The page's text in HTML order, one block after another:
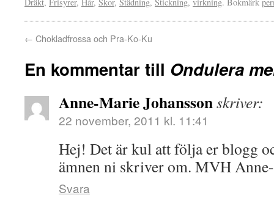
← Chokladfrossa och Pra-Ko-Ku
En kommentar till Ondulera
Anne-Marie Johanssonskriver:
22 november, 2011 kl. 11:41
Hej! Det är kul att följa er blogg
ämnen ni skriver om. MVH
Svara